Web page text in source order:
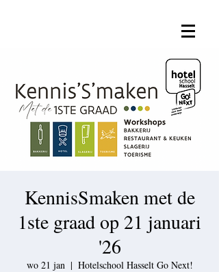
KennisSmaken met de
1ste graad op 21 januari
'26
wo 21 jan
  |
Hotelschool Hasselt Go Next!